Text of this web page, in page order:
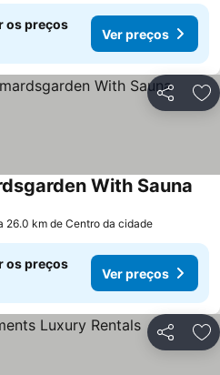
os preços
Ver preços
Partilhar
With Sauna
26.0 km de Centro da cidade
os preços
Ver preços
Partilhar